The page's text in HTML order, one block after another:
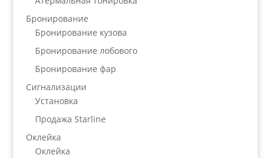
Бронирование
Бронирование кузова
Бронирование лобового
Бронирование фар
Сигнализации
Установка
Продажа Starline
Оклейка
Оклейка